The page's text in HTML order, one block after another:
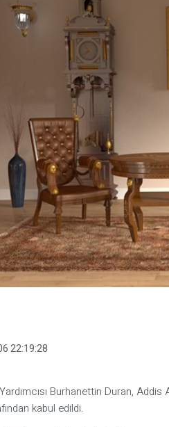
22:19:28
Burhanettin Duran, Addis
kabul edildi.